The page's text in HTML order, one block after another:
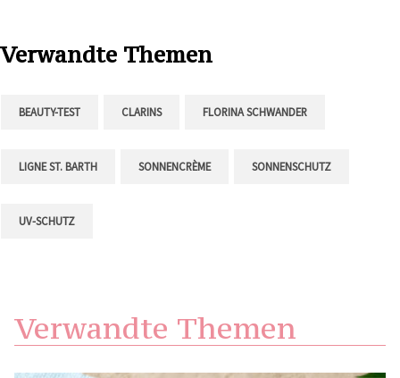
Verwandte Themen
BEAUTY-TEST CLARINS FLORINA SCHWANDER
LIGNE ST. BARTH SONNENCRÈME SONNENSCHUTZ
UV-SCHUTZ
Verwandte Themen